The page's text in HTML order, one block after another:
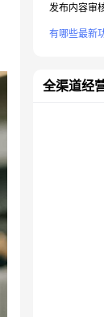
有哪些最新
全渠道经